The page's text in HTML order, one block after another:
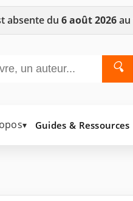
absente du 6 août 2026au
🔍
▾ Guides & Ressources